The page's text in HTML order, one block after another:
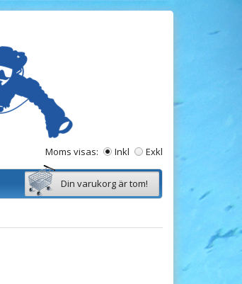
Moms visas: Inkl Exkl
Din varukorg är tom!